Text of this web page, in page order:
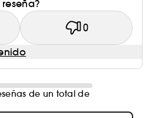
0
de un total de